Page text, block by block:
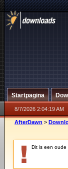
Startpagina
8/7/2026 2:04:19 AM
AfterDawn >
Dit is een oude